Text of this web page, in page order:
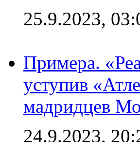
25.9.2023,
Примера.
уступив
мадридцев
24.9.2023,